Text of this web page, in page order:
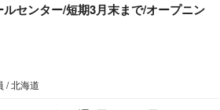
センター/短期3月末まで/オープニン
/ 北海道